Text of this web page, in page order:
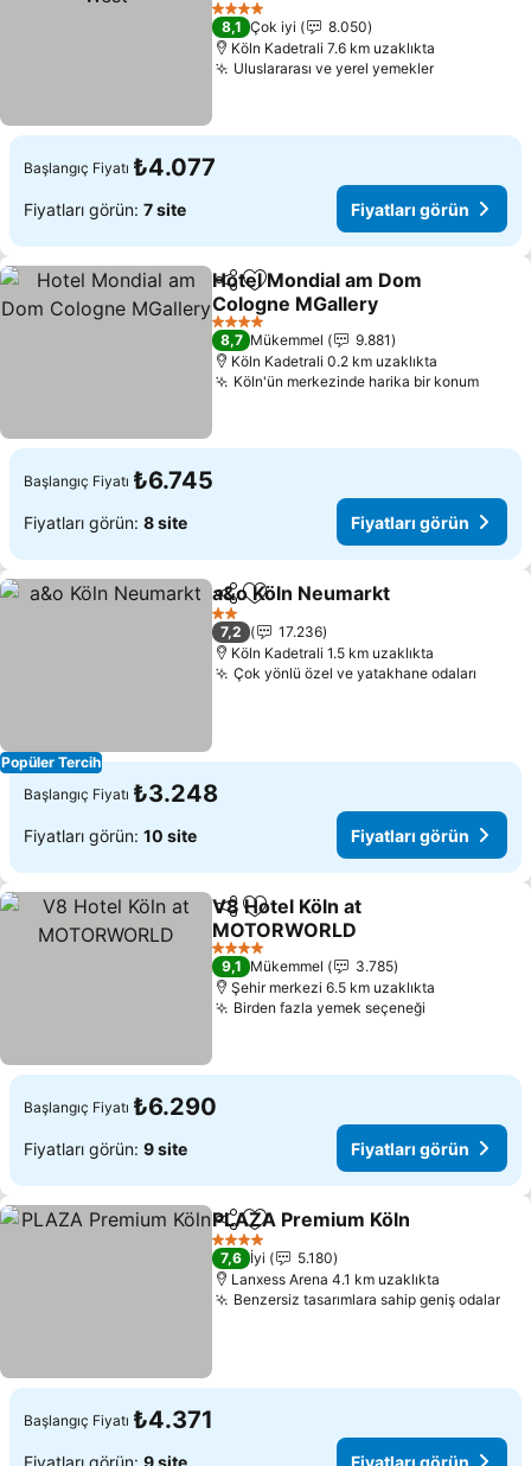
4 Yıldız
8,1 Çok iyi
8.050
Köln Kadetrali 7.6 km uzaklıkta
Uluslararası ve yerel yemekler
Başlangıç Fiyatı ₺4.077
Fiyatları görün: 7 site Fiyatları görün
PaylaşFavorilerime ekle
Hotel Mondial am Dom
Cologne MGallery
4 Yıldız
8,7 Mükemmel
9.881
Köln Kadetrali 0.2 km uzaklıkta
Köln'ün merkezinde harika bir konum
Başlangıç Fiyatı ₺6.745
Fiyatları görün: 8 site Fiyatları görün
Popüler Tercih
PaylaşFavorilerime ekle
a&o Köln Neumarkt
2 Yıldız
7,2
17.236
Köln Kadetrali 1.5 km uzaklıkta
Çok yönlü özel ve yatakhane odaları
Başlangıç Fiyatı ₺3.248
Fiyatları görün: 10 site Fiyatları görün
PaylaşFavorilerime ekle
V8 Hotel Köln at
MOTORWORLD
4 Yıldız
9,1 Mükemmel
3.785
Şehir merkezi 6.5 km uzaklıkta
Birden fazla yemek seçeneği
Başlangıç Fiyatı ₺6.290
Fiyatları görün: 9 site Fiyatları görün
PaylaşFavorilerime ekle
PLAZA Premium Köln
4 Yıldız
7,6 İyi
5.180
Lanxess Arena 4.1 km uzaklıkta
Benzersiz tasarımlara sahip geniş odalar
Başlangıç Fiyatı ₺4.371
Fiyatları görün: 9 site Fiyatları görün